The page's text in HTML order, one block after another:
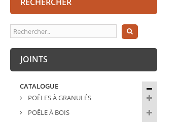
JOINTS
CATALOGUE
POÊLES À GRANULÉS
POÊLE À BOIS